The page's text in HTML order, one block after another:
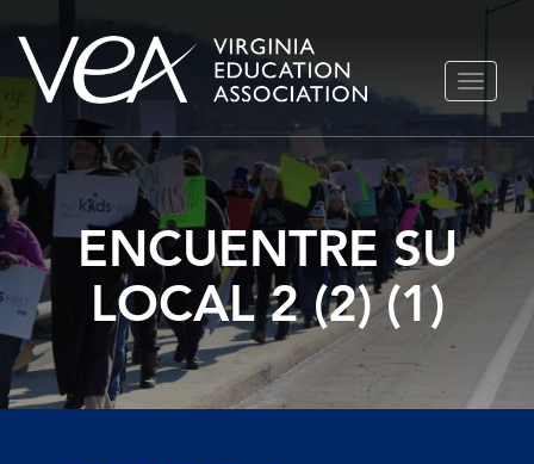
Ir
contenido
ENCUENTRE SU
LOCAL 2 (2) (1)